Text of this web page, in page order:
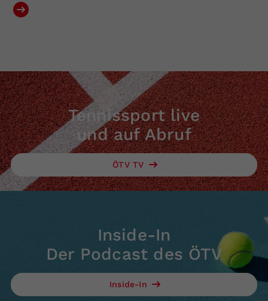
Tennissport live
und auf Abruf
ÖTV TV
Inside-In
Der Podcast des ÖTV
Inside-In